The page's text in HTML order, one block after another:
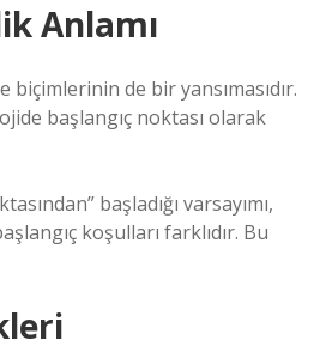
Anlamı
de bir yansımasıdır.
başlangıç noktası olarak
başladığı varsayımı,
koşulları farklıdır. Bu